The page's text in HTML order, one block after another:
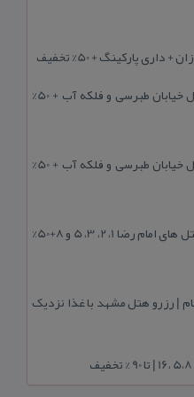
پارکینگ + 50% تخفیف
لیست هتل آپارتمان های مشهد در هتل خیابان طبرسی و فلکه آب + 50%
لیست هتل آپارتمان های مشهد در هتل خیابان طبرسی و فلکه آب + 50%
رزرو هتل در خیابان امام رضا مشهد | هتل‌ های امام رضا 1، 2، 3، 5 و 8+50%
| رزرو هتل مشهد با غذا نزدیک